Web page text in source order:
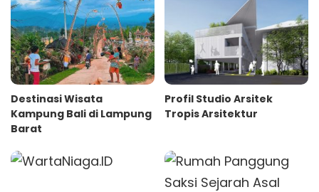
Destinasi Wisata
Kampung Bali di Lampung
Barat
Profil Studio Arsitek
Tropis Arsitektur